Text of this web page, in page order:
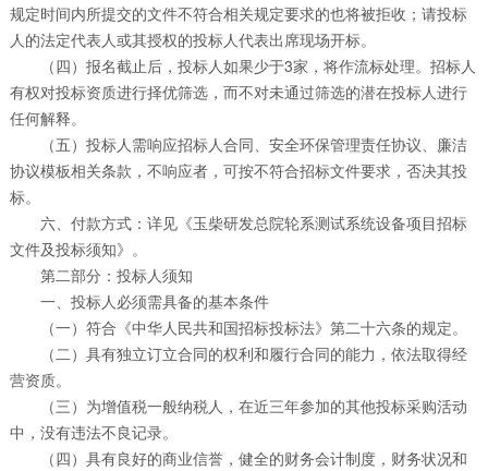
规定时间内所提交的文件不符合相关规定要求的也将被拒收；请投标
人的法定代表人或其授权的投标人代表出席现场开标。
（四）报名截止后，投标人如果少于3家，将作流标处理。招标人
有权对投标资质进行择优筛选，而不对未通过筛选的潜在投标人进行
任何解释。
（五）投标人需响应招标人合同、安全环保管理责任协议、廉洁
协议模板相关条款，不响应者，可按不符合招标文件要求，否决其投
标。
六、付款方式：详见《玉柴研发总院轮系测试系统设备项目招标
文件及投标须知》。
第二部分：投标人须知
一、投标人必须需具备的基本条件
（一）符合《中华人民共和国招标投标法》第二十六条的规定。
（二）具有独立订立合同的权利和履行合同的能力，依法取得经
营资质。
（三）为增值税一般纳税人，在近三年参加的其他投标采购活动
中，没有违法不良记录。
（四）具有良好的商业信誉，健全的财务会计制度，财务状况和